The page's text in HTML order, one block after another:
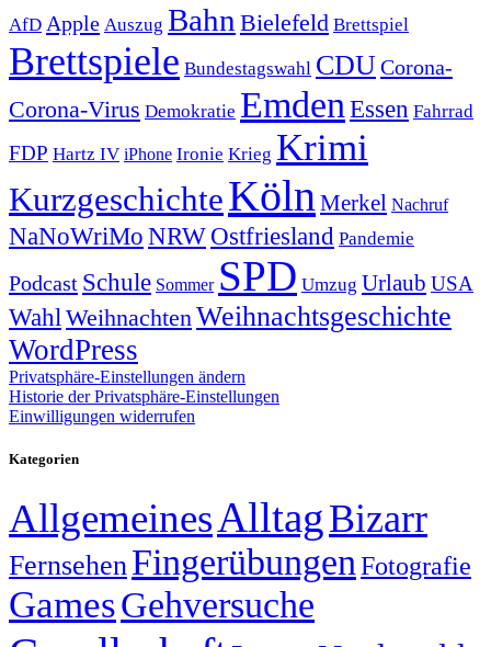
AfD Apple Auszug Bahn Bielefeld Brettspiel
Brettspiele Bundestagswahl CDUCorona-
Corona-Virus Demokratie Emden Essen Fahrrad
FDP Hartz IV iPhone Ironie Krieg Krimi
KurzgeschichteKöln Merkel Nachruf
NaNoWriMo NRWOstfriesland Pandemie
Podcast Schule Sommer SPD Umzug Urlaub USA
Wahl Weihnachten Weihnachtsgeschichte
WordPress
Privatsphäre-Einstellungen ändern
Historie der Privatsphäre-Einstellungen
Einwilligungen widerrufen
Kategorien
AllgemeinesAlltagBizarr
FernsehenFingerübungen Fotografie
GamesGehversuche